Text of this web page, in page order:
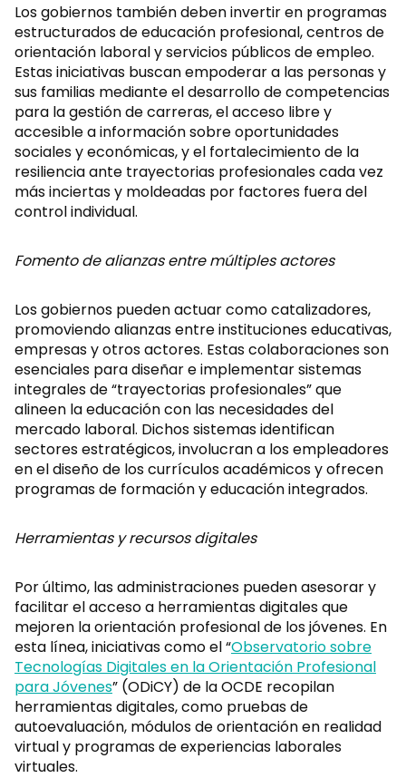
Los gobiernos también deben invertir en programas
estructurados de educación profesional, centros de
orientación laboral y servicios públicos de empleo.
Estas iniciativas buscan empoderar a las personas y
sus familias mediante el desarrollo de competencias
para la gestión de carreras, el acceso libre y
accesible a información sobre oportunidades
sociales y económicas, y el fortalecimiento de la
resiliencia ante trayectorias profesionales cada vez
más inciertas y moldeadas por factores fuera del
control individual.
Fomento de alianzas entre múltiples actores
Los gobiernos pueden actuar como catalizadores,
promoviendo alianzas entre instituciones educativas,
empresas y otros actores. Estas colaboraciones son
esenciales para diseñar e implementar sistemas
integrales de “trayectorias profesionales” que
alineen la educación con las necesidades del
mercado laboral. Dichos sistemas identifican
sectores estratégicos, involucran a los empleadores
en el diseño de los currículos académicos y ofrecen
programas de formación y educación integrados.
Herramientas y recursos digitales
Por último, las administraciones pueden asesorar y
facilitar el acceso a herramientas digitales que
mejoren la orientación profesional de los jóvenes. En
esta línea, iniciativas como el “Observatorio sobre
Tecnologías Digitales en la Orientación Profesional
para Jóvenes” (ODiCY) de la OCDE recopilan
herramientas digitales, como pruebas de
autoevaluación, módulos de orientación en realidad
virtual y programas de experiencias laborales
virtuales.